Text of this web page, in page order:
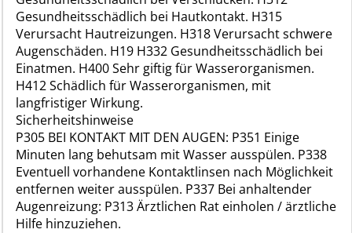
Gesundheitsschädlich bei Hautkontakt. H315
Verursacht Hautreizungen. H318 Verursacht schwere
Augenschäden. H19 H332 Gesundheitsschädlich bei
Einatmen. H400 Sehr giftig für Wasserorganismen.
H412 Schädlich für Wasserorganismen, mit
langfristiger Wirkung.
Sicherheitshinweise
P305 BEI KONTAKT MIT DEN AUGEN: P351 Einige
Minuten lang behutsam mit Wasser ausspülen. P338
Eventuell vorhandene Kontaktlinsen nach Möglichkeit
entfernen weiter ausspülen. P337 Bei anhaltender
Augenreizung: P313 Ärztlichen Rat einholen / ärztliche
Hilfe hinzuziehen.